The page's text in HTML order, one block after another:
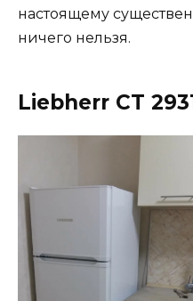
настоящему
ничего нельзя.
Liebherr CT